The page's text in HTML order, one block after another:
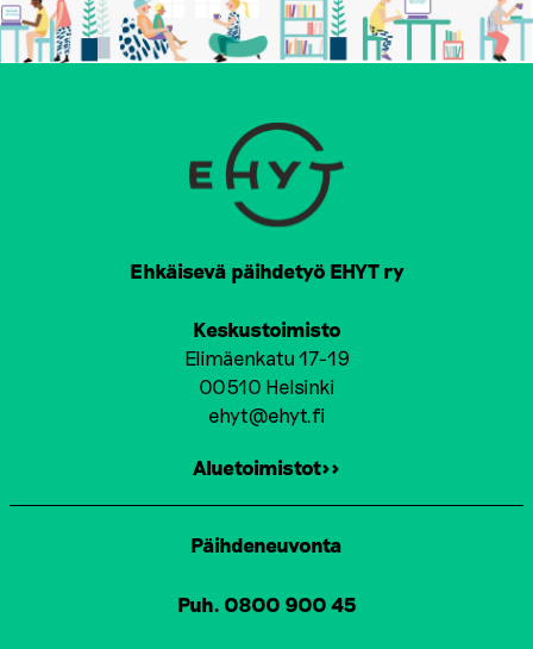
Ehkäisevä päihdetyö EHYT ry
Keskustoimisto
Elimäenkatu 17-19
00510 Helsinki
ehyt@ehyt.fi
Aluetoimistot>>
Päihdeneuvonta
Puh. 0800 900 45